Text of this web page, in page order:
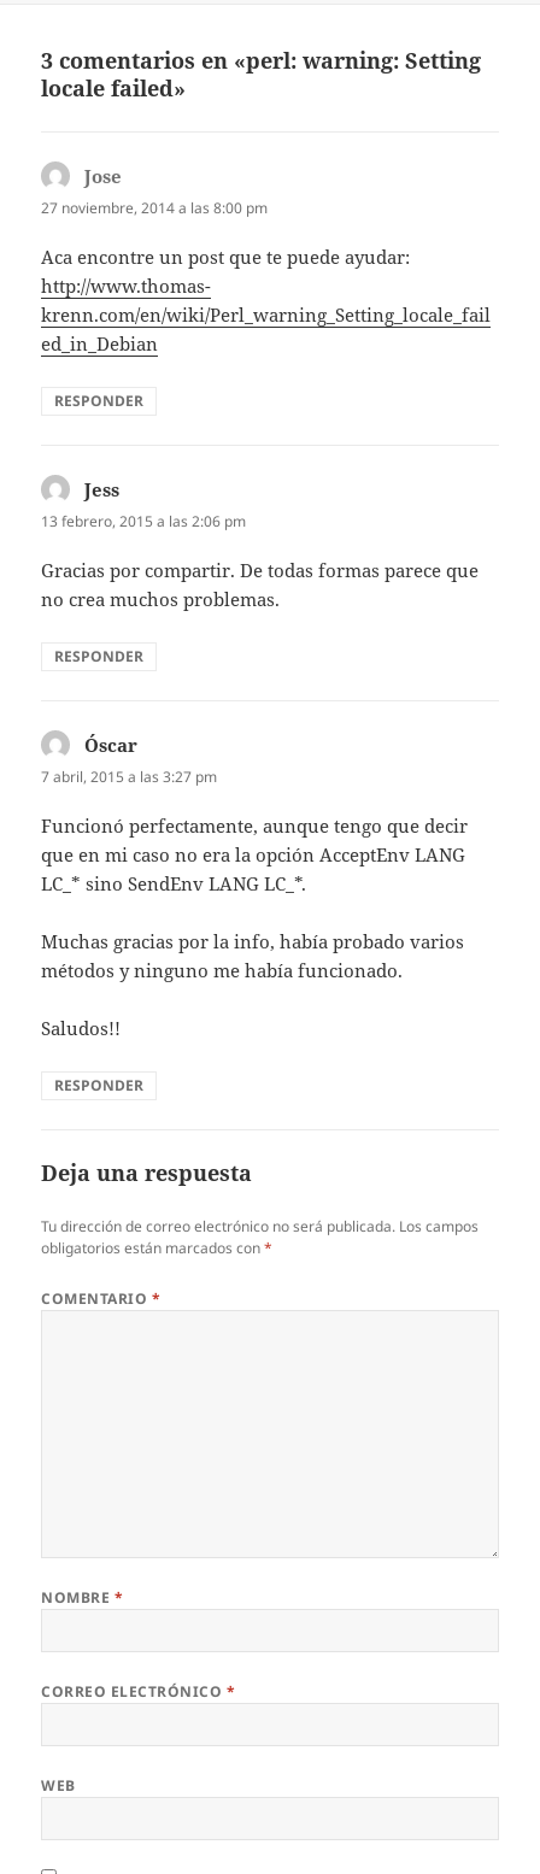
3 comentarios en «perl: warning: Setting
locale failed»
Jose
27 noviembre, 2014 a las 8:00 pm
Aca encontre un post que te puede ayudar:
http://www.thomas-
krenn.com/en/wiki/Perl_warning_Setting_locale_fail
ed_in_Debian
RESPONDER
Jess
13 febrero, 2015 a las 2:06 pm
Gracias por compartir. De todas formas parece que
no crea muchos problemas.
RESPONDER
Óscar
7 abril, 2015 a las 3:27 pm
Funcionó perfectamente, aunque tengo que decir
que en mi caso no era la opción AcceptEnv LANG
LC_* sino SendEnv LANG LC_*.
Muchas gracias por la info, había probado varios
métodos y ninguno me había funcionado.
Saludos!!
RESPONDER
Deja una respuesta
Tu dirección de correo electrónico no será publicada. Los campos
obligatorios están marcados con*
COMENTARIO *
NOMBRE *
CORREO ELECTRÓNICO *
WEB